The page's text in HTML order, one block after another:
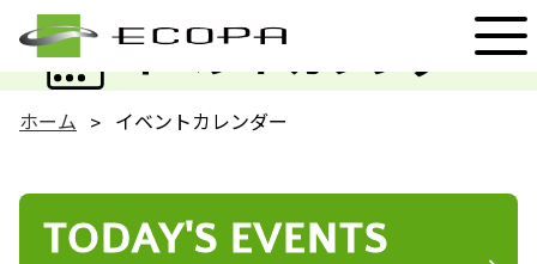
イベントカレンダー
EVENT
ホーム イベントカレンダー
TODAY'S EVENTS